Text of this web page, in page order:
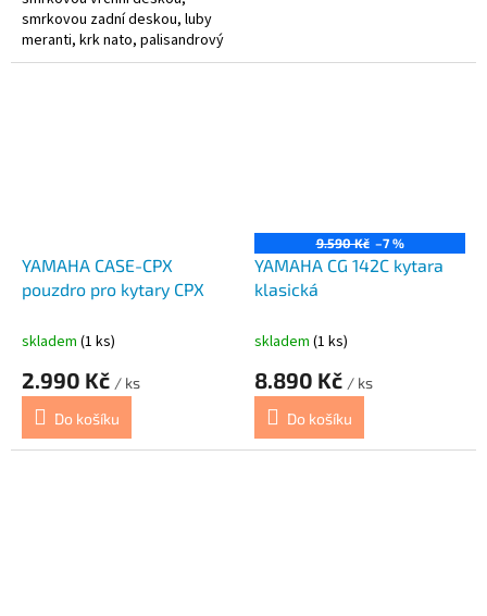
smrkovou zadní deskou, luby
meranti, krk nato, palisandrový
hmatník, nylonové struny
YAMAHA CASE-CPX
pouzdro pro kytary CPX
skladem (1 ks)
2.990 Kč / ks
Do košíku
9.590 Kč –7 %
YAMAHA CG 142C kytara
klasická
skladem (1 ks)
8.890 Kč / ks
Do košíku